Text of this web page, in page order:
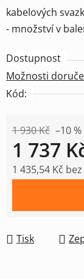
kabelových
- množství v
Dostupnost
Možnosti
Kód:
1 930 Kč –10 %
1 737
1 435,54 Kč
Tisk